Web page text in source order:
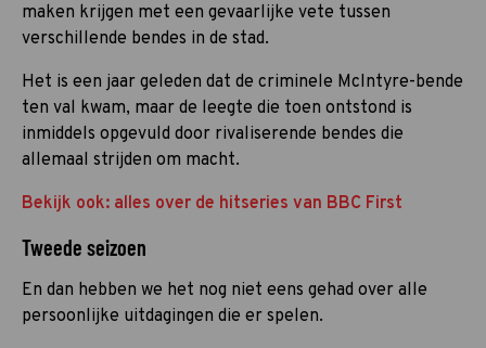
maken krijgen met een gevaarlijke vete tussen
verschillende bendes in de stad.
Het is een jaar geleden dat de criminele McIntyre-bende
ten val kwam, maar de leegte die toen ontstond is
inmiddels opgevuld door rivaliserende bendes die
allemaal strijden om macht.
Bekijk ook: alles over de hitseries van BBC First
Tweede seizoen
En dan hebben we het nog niet eens gehad over alle
persoonlijke uitdagingen die er spelen.